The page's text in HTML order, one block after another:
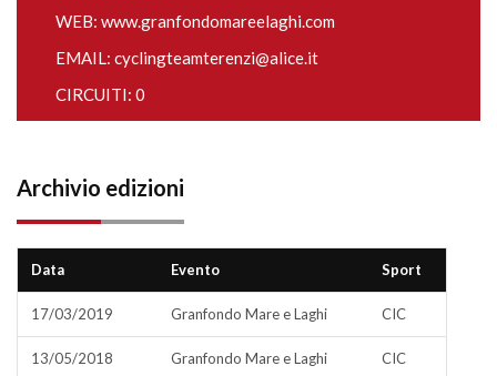
WEB: www.granfondomareelaghi.com
EMAIL: cyclingteamterenzi@alice.it
CIRCUITI: 0
Archivio edizioni
Data Evento Sport
17/03/2019 Granfondo Mare e Laghi CIC
13/05/2018 Granfondo Mare e Laghi CIC